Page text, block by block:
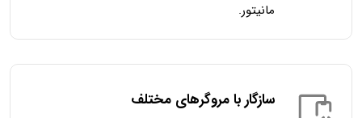
مانیتور.
سازگار با مروگرهای مختلف